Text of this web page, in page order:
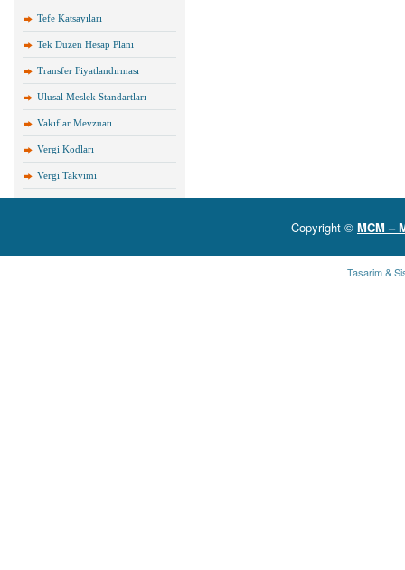
Tefe Katsayıları
Tek Düzen Hesap Planı
Transfer Fiyatlandırması
Ulusal Meslek Standartları
Vakıflar Mevzuatı
Vergi Kodları
Vergi Takvimi
Copyright © MCM –
Tasarim &